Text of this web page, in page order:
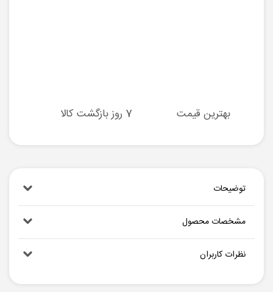
بهترین قیمت 7 روز بازگشت کالا
توضیحات
مشخصات محصول
نظرات کاربران